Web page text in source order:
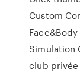
Custom
Simulation
club privée